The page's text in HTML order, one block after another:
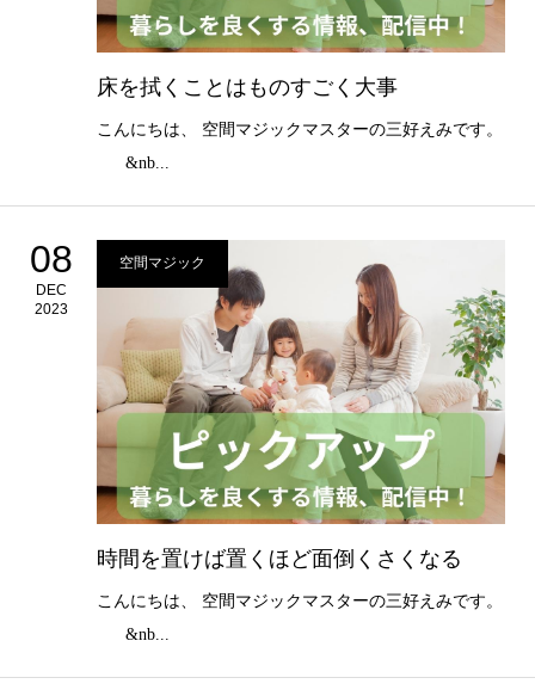
床を拭くことはものすごく大事
こんにちは、 空間マジックマスターの三好えみです。
&nb...
08
DEC
2023
空間マジック
時間を置けば置くほど面倒くさくなる
こんにちは、 空間マジックマスターの三好えみです。
&nb...